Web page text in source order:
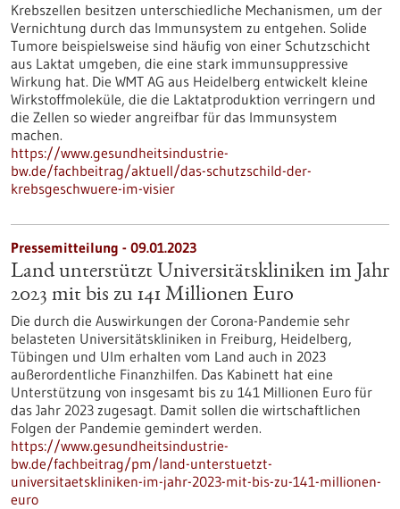
Krebszellen besitzen unterschiedliche Mechanismen, um der
Vernichtung durch das Immunsystem zu entgehen. Solide
Tumore beispielsweise sind häufig von einer Schutzschicht
aus Laktat umgeben, die eine stark immunsuppressive
Wirkung hat. Die WMT AG aus Heidelberg entwickelt kleine
Wirkstoffmoleküle, die die Laktatproduktion verringern und
die Zellen so wieder angreifbar für das Immunsystem
machen.
https://www.gesundheitsindustrie-
bw.de/fachbeitrag/aktuell/das-schutzschild-der-
krebsgeschwuere-im-visier
Pressemitteilung - 09.01.2023
Land unterstützt Universitätskliniken im Jahr
2023 mit bis zu 141 Millionen Euro
Die durch die Auswirkungen der Corona-Pandemie sehr
belasteten Universitätskliniken in Freiburg, Heidelberg,
Tübingen und Ulm erhalten vom Land auch in 2023
außerordentliche Finanzhilfen. Das Kabinett hat eine
Unterstützung von insgesamt bis zu 141 Millionen Euro für
das Jahr 2023 zugesagt. Damit sollen die wirtschaftlichen
Folgen der Pandemie gemindert werden.
https://www.gesundheitsindustrie-
bw.de/fachbeitrag/pm/land-unterstuetzt-
universitaetskliniken-im-jahr-2023-mit-bis-zu-141-millionen-
euro